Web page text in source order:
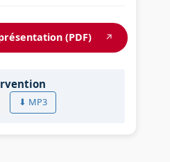
(PDF) ↗
redoublement efficace ? –
⬇ MP3